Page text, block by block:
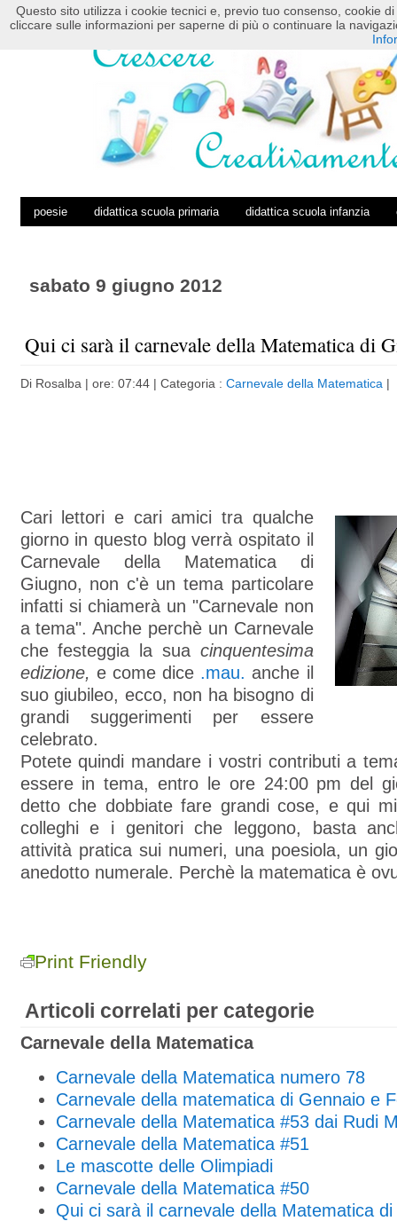
HOME POSTS RSS COMMENTS RSS
poesie didattica scuola primaria didattica scuola infanzia
sabato 9 giugno 2012
Qui ci sarà il carnevale della Matematica di
Di Rosalba | ore: 07:44 | Categoria : Carnevale della Matematica |
Cari lettori e cari amici tra qualche
giorno in questo blog verrà ospitato il
Carnevale della Matematica di
Giugno, non c'è un tema particolare
infatti si chiamerà un "Carnevale non
a tema". Anche perchè un Carnevale
che festeggia la sua cinquentesima
edizione, e come dice .mau. anche il
suo giubileo, ecco, non ha bisogno di
grandi suggerimenti per essere
celebrato.
Potete quindi mandare i vostri contributi a
essere in tema, entro le ore 24:00 pm del
detto che dobbiate fare grandi cose, e qui
colleghi e i genitori che leggono, basta
attività pratica sui numeri, una poesiola, un
anedotto numerale. Perchè la matematica è
Print Friendly
Articoli correlati per categorie
Carnevale della Matematica
Carnevale della Matematica numero 78
Carnevale della matematica di Gennaio e
Carnevale della Matematica #53 dai Rudi
Carnevale della Matematica #51
Le mascotte delle Olimpiadi
Carnevale della Matematica #50
Qui ci sarà il carnevale della Matematica di
Questo sito utilizza i cookie tecnici e, previo tuo consenso, cookie
cliccare sulle informazioni per saperne di più o continuare la